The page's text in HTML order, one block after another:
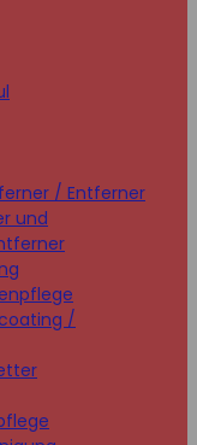
/ Entferner
und
/